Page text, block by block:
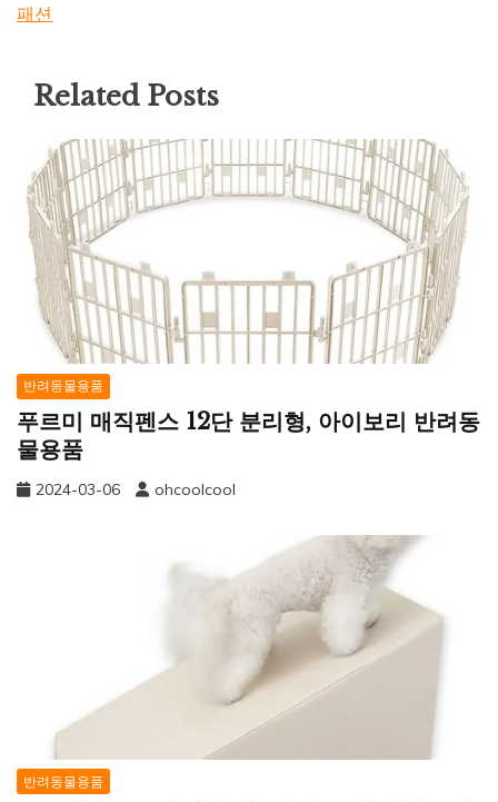
패션
Related Posts
반려동물용품
푸르미 매직펜스 12단 분리형, 아이보리 반려동
물용품
2024-03-06 ohcoolcool
반려동물용품